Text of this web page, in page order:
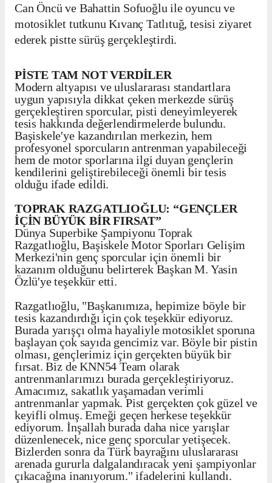
Can Öncü ve Bahattin Sofuoğlu ile oyuncu ve
motosiklet tutkunu Kıvanç Tatlıtuğ, tesisi ziyaret
ederek pistte sürüş gerçekleştirdi.
PİSTE TAM NOT VERDİLER
Modern altyapısı ve uluslararası standartlara
uygun yapısıyla dikkat çeken merkezde sürüş
gerçekleştiren sporcular, pisti deneyimleyerek
tesis hakkında değerlendirmelerde bulundu.
Başiskele'ye kazandırılan merkezin, hem
profesyonel sporcuların antrenman yapabileceği
hem de motor sporlarına ilgi duyan gençlerin
kendilerini geliştirebileceği önemli bir tesis
olduğu ifade edildi.
TOPRAK RAZGATLIOĞLU: “GENÇLER
İÇİN BÜYÜK BİR FIRSAT”
Dünya Superbike Şampiyonu Toprak
Razgatlıoğlu, Başiskele Motor Sporları Gelişim
Merkezi'nin genç sporcular için önemli bir
kazanım olduğunu belirterek Başkan M. Yasin
Özlü'ye teşekkür etti.
Razgatlıoğlu, "Başkanımıza, hepimize böyle bir
tesis kazandırdığı için çok teşekkür ediyoruz.
Burada yarışçı olma hayaliyle motosiklet sporuna
başlayan çok sayıda gencimiz var. Böyle bir pistin
olması, gençlerimiz için gerçekten büyük bir
fırsat. Biz de KNN54 Team olarak
antrenmanlarımızı burada gerçekleştiriyoruz.
Amacımız, sakatlık yaşamadan verimli
antrenmanlar yapmak. Pist gerçekten çok güzel ve
keyifli olmuş. Emeği geçen herkese teşekkür
ediyorum. İnşallah burada daha nice yarışlar
düzenlenecek, nice genç sporcular yetişecek.
Bizlerden sonra da Türk bayrağını uluslararası
arenada gururla dalgalandıracak yeni şampiyonlar
çıkacağına inanıyorum." ifadelerini kullandı.